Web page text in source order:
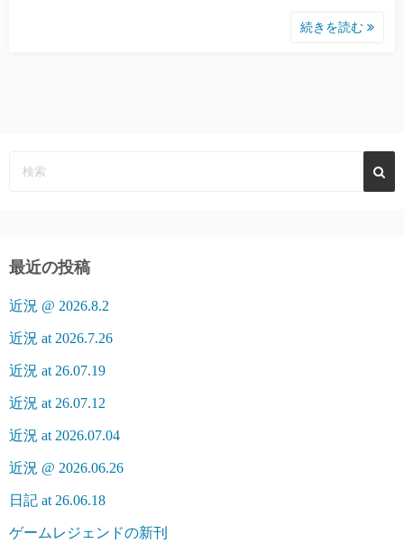
続きを読む
最近の投稿
近況 @ 2026.8.2
近況 at 2026.7.26
近況 at 26.07.19
近況 at 26.07.12
近況 at 2026.07.04
近況 @ 2026.06.26
日記 at 26.06.18
ゲームレジェンドの新刊